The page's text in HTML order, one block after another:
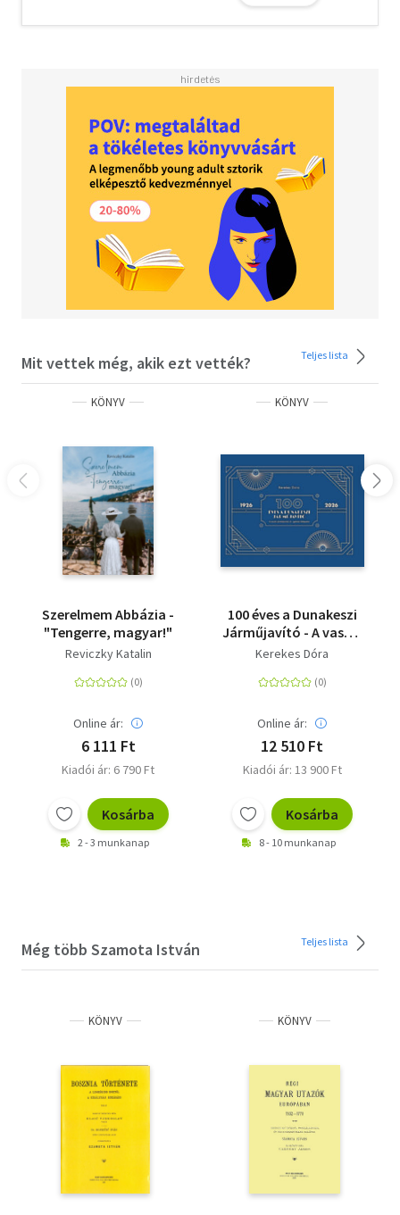
Mit vettek még, akik ezt vették? Teljes lista
KÖNYV
Szerelmem Abbázia -
"Tengerre, magyar!"
Reviczky Katalin
Online ár:
6 111 Ft
Kiadói ár: 6 790 Ft
Kosárba
2 - 3 munkanap
KÖNYV
100 éves a Dunakeszi
Járműjavító - A vasúti
járműjavítás és -
Kerekes Dóra
Online ár:
12 510 Ft
Kiadói ár: 13 900 Ft
Kosárba
8 - 10 munkanap
Még több Szamota István Teljes lista
KÖNYV KÖNYV